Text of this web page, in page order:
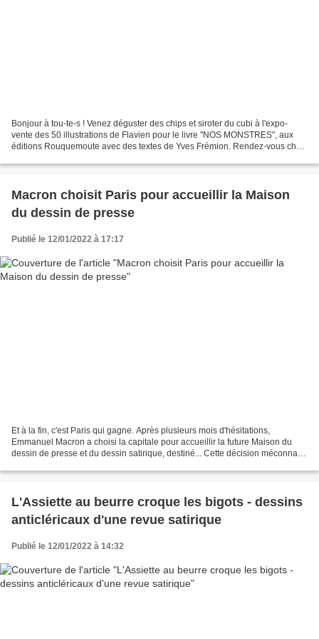
Bonjour à tou-te-s ! Venez déguster des chips et siroter du cubi à l'expo-
vente des 50 illustrations de Flavien pour le livre "NOS MONSTRES", aux
éditions Rouquemoute avec des textes de Yves Frémion. Rendez-vous chez
Macron choisit Paris pour accueillir la Maison
du dessin de presse
Publié le 12/01/2022 à 17:17
Et à la fin, c'est Paris qui gagne. Après plusieurs mois d'hésitations,
Emmanuel Macron a choisi la capitale pour accueillir la future Maison du
dessin de presse et du dessin satirique, destiné... Cette décision méconnaît
L'Assiette au beurre croque les bigots - dessins
anticléricaux d'une revue satirique
Publié le 12/01/2022 à 14:32